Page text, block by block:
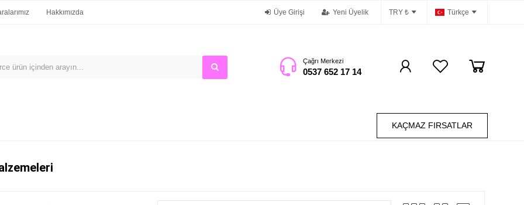
Hakkımızda Üye Girişi Yeni Üyelik TRY ₺ Türkçe
Çağrı Merkezi
0537 652 17 14
KAÇMAZ FIRSATLAR